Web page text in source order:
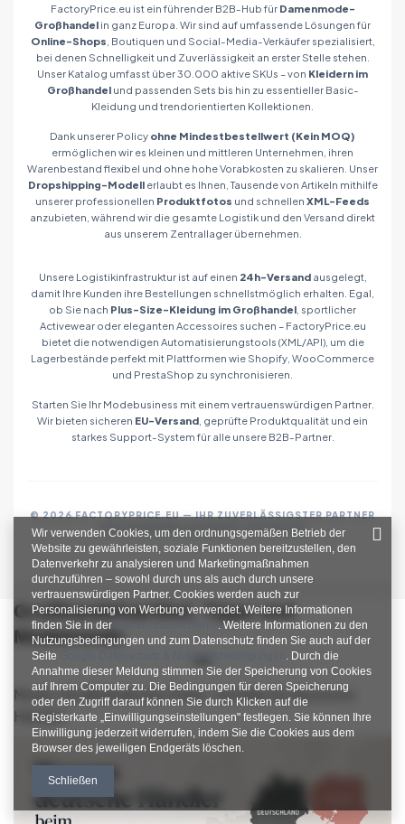
FactoryPrice.eu ist ein führender B2B-Hub für Damenmode-
Großhandel in ganz Europa. Wir sind auf umfassende Lösungen für
Online-Shops , Boutiquen und Social-Media-Verkäufer spezialisiert,
bei denen Schnelligkeit und Zuverlässigkeit an erster Stelle stehen.
Unser Katalog umfasst über 30.000 aktive SKUs – von Kleidern im
Großhandelund passenden Sets bis hin zu essentieller Basic-
Kleidung und trendorientierten Kollektionen.
Dank unserer Policy ohne Mindestbestellwert (Kein MOQ)
ermöglichen wir es kleinen und mittleren Unternehmen, ihren
Warenbestand flexibel und ohne hohe Vorabkosten zu skalieren. Unser
Dropshipping-Modellerlaubt es Ihnen, Tausende von Artikeln mithilfe
unserer professionellen Produktfotos und schnellen XML-Feeds
anzubieten, während wir die gesamte Logistik und den Versand direkt
aus unserem Zentrallager übernehmen.
Unsere Logistikinfrastruktur ist auf einen 24h-Versandausgelegt,
damit Ihre Kunden ihre Bestellungen schnellstmöglich erhalten. Egal,
ob Sie nach Plus-Size-Kleidung im Großhandel , sportlicher
Activewear oder eleganten Accessoires suchen – FactoryPrice.eu
bietet die notwendigen Automatisierungstools (XML/API), um die
Lagerbestände perfekt mit Plattformen wie Shopify, WooCommerce
und PrestaShop zu synchronisieren.
Starten Sie Ihr Modebusiness mit einem vertrauenswürdigen Partner.
Wir bieten sicheren EU-Versand , geprüfte Produktqualität und ein
starkes Support-System für alle unsere B2B-Partner.
© 2026 FACTORYPRICE.EU — IHR ZUVERLÄSSIGSTER PARTNER
FÜR MODEGROSSHANDEL IN EUROPA
Großhandelsartikel, Tipps und
Modetrends
Mode-Großhandel aus Polen: Vorteile für deutsche
Händler
Wir verwenden Cookies, um den ordnungsgemäßen Betrieb der
Website zu gewährleisten, soziale Funktionen bereitzustellen, den
Datenverkehr zu analysieren und Marketingmaßnahmen
durchzuführen – sowohl durch uns als auch durch unsere
vertrauenswürdigen Partner. Cookies werden auch zur
Personalisierung von Werbung verwendet. Weitere Informationen
finden Sie in der
. Weitere Informationen zu den
Nutzungsbedingungen und zum Datenschutz finden Sie auch auf der
Seite
Google Datenschutz & Nutzungsbedingungen . Durch die
Annahme dieser Meldung stimmen Sie der Speicherung von Cookies
auf Ihrem Computer zu. Die Bedingungen für deren Speicherung
oder den Zugriff darauf können Sie durch Klicken auf die
Registerkarte „Einwilligungseinstellungen" festlegen. Sie können Ihre
Einwilligung jederzeit widerrufen, indem Sie die Cookies aus dem
Browser des jeweiligen Endgeräts löschen.
Schließen